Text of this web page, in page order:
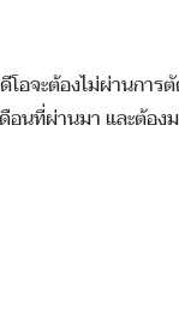
อจะต้องไม่ผ่านกา
อนที่ผ่านมา และต้อ